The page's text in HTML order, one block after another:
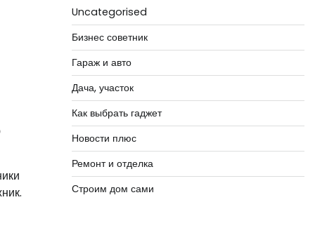
Uncategorised
Бизнес советник
Гараж и авто
Дача, участок
Как выбрать гаджет
Новости плюс
Ремонт и отделка
Строим дом сами